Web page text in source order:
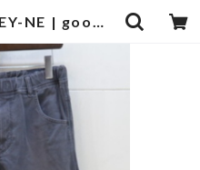
DIESEL KROOLEY-NE | goodbadstore